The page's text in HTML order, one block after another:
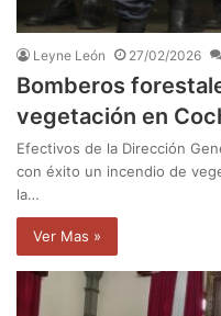
Leyne León 27/02/2026
Bomberos
vegetación en
Efectivos de la Dirección
con éxito un incendio de
la…
Ver Mas »